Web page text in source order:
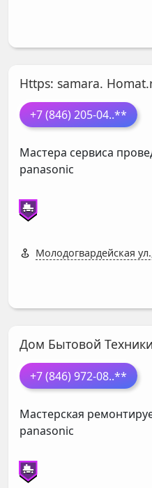
Https: samara.
+7 (846) 205-04..**
Мастера сервиса
panasonic
Молодогвардейская
Дом Бытовой Техники
+7 (846) 972-08..**
Мастерская
panasonic